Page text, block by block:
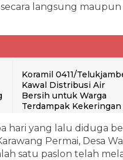
langsung
Koramil 0411/
Kawal Distribusi Air
Bersih untuk Warga
Terdampak Kekeringan
hari yang lalu diduga
Permai, Desa
satu paslon telah